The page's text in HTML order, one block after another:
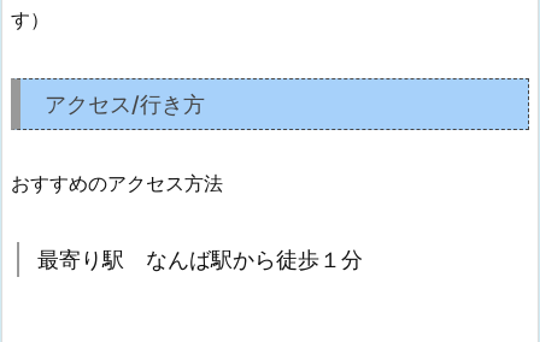
す）
アクセス/行き方
おすすめのアクセス方法
最寄り駅 なんば駅から徒歩１分